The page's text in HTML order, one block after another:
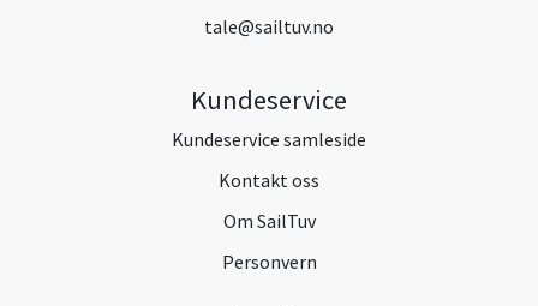
tale@sailtuv.no
Kundeservice
Kundeservice samleside
Kontakt oss
Om SailTuv
Personvern